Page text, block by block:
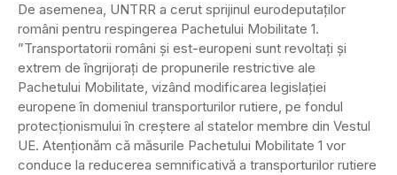
De asemenea, UNTRR a cerut sprijinul eurodeputaților
români pentru respingerea Pachetului Mobilitate 1.
”Transportatorii români și est-europeni sunt revoltați și
extrem de îngrijorați de propunerile restrictive ale
Pachetului Mobilitate, vizând modificarea legislației
europene în domeniul transporturilor rutiere, pe fondul
protecționismului în creștere al statelor membre din Vestul
UE. Atenționăm că măsurile Pachetului Mobilitate 1 vor
conduce la reducerea semnificativă a transporturilor rutiere